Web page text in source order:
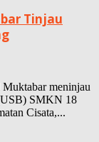
Tinjau
meninjau
SMKN 18
Cisata,...